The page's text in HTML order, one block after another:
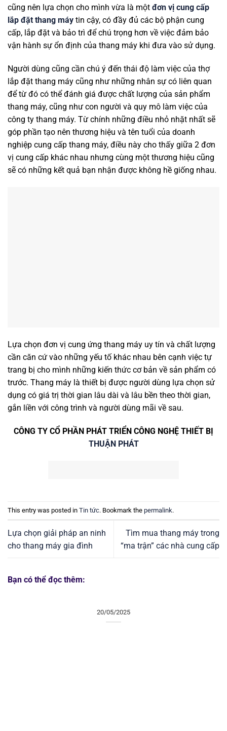
cũng nên lựa chọn cho mình vừa là một đơn vị cung cấp
lắp đặt thang máy tin cậy, có đầy đủ các bộ phận cung
cấp, lắp đặt và bảo trì để chú trọng hơn về việc đảm bảo
vận hành sự ổn định của thang máy khi đưa vào sử dụng.
Người dùng cũng cần chú ý đến thái độ làm việc của thợ
lắp đặt thang máy cũng như những nhân sự có liên quan
để từ đó có thể đánh giá được chất lượng của sản phẩm
thang máy, cũng như con người và quy mô làm việc của
công ty thang máy. Từ chính những điều nhỏ nhặt nhất sẽ
góp phần tạo nên thương hiệu và tên tuổi của doanh
nghiệp cung cấp thang máy, điều này cho thấy giữa 2 đơn
vị cung cấp khác nhau nhưng cùng một thương hiệu cũng
sẽ có những kết quả bạn nhận được không hề giống nhau.
Lựa chọn đơn vị cung ứng thang máy uy tín và chất lượng
cần căn cứ vào những yếu tố khác nhau bên cạnh việc tự
trang bị cho mình những kiến thức cơ bản về sản phẩm có
trước. Thang máy là thiết bị được người dùng lựa chọn sử
dụng có giá trị thời gian lâu dài và lâu bền theo thời gian,
gắn liền với công trình và người dùng mãi về sau.
CÔNG TY CỔ PHẦN PHÁT TRIỂN CÔNG NGHỆ THIẾT BỊ
THUẬN PHÁT
This entry was posted in Tin tức. Bookmark the permalink.
Lựa chọn giải pháp an ninh
cho thang máy gia đình
Tìm mua thang máy trong
“ma trận” các nhà cung cấp
Bạn có thể đọc thêm:
20/05/2025